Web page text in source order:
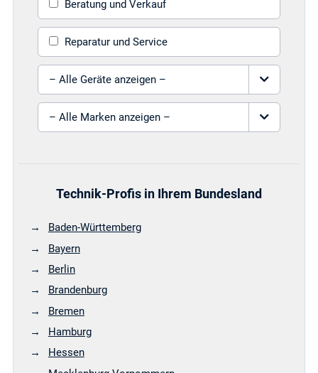
Beratung und Verkauf
Reparatur und Service
Gerät auswählen
Marke auswählen
Technik-Profis in Ihrem Bundesland
Baden-Württemberg
Bayern
Berlin
Brandenburg
Bremen
Hamburg
Hessen